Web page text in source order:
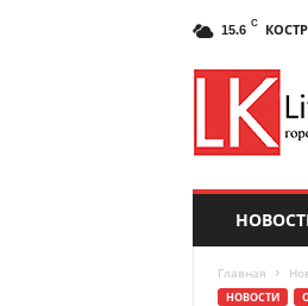
15.6 C
Главная
НОВОСТИ